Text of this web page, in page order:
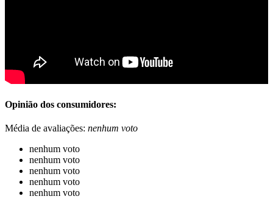
Opinião dos consumidores:
Média de avaliações: nenhum voto
nenhum voto
nenhum voto
nenhum voto
nenhum voto
nenhum voto